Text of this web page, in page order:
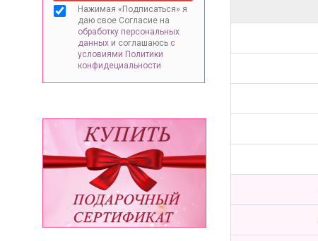
Нажимая «Подписаться» я
даю свое Согласие на
обработку персональных
данных и соглашаюсь с
условиями Политики
конфидециальности